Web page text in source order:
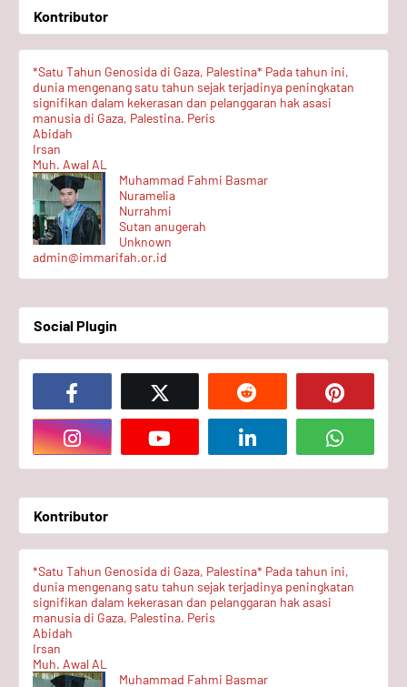
Kontributor
*Satu Tahun Genosida di Gaza, Palestina* Pada tahun ini,
dunia mengenang satu tahun sejak terjadinya peningkatan
signifikan dalam kekerasan dan pelanggaran hak asasi
manusia di Gaza, Palestina. Peris
Abidah
Irsan
Muh. Awal AL
Muhammad Fahmi Basmar
Nuramelia
Nurrahmi
Sutan anugerah
Unknown
admin@immarifah.or.id
Social Plugin
Kontributor
*Satu Tahun Genosida di Gaza, Palestina* Pada tahun ini,
dunia mengenang satu tahun sejak terjadinya peningkatan
signifikan dalam kekerasan dan pelanggaran hak asasi
manusia di Gaza, Palestina. Peris
Abidah
Irsan
Muh. Awal AL
Muhammad Fahmi Basmar